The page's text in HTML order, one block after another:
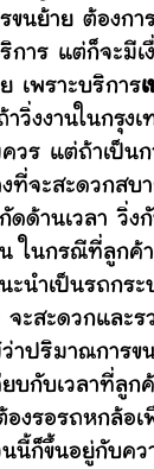
ขนย้าย ต้องกา
การ แต่ก็จะมีเ
เพราะบริการ
าวิ่งงานในกรุง
วร แต่ถ้าเป็น
ที่จะสะดวกสบ
ดด้านเวลา วิ่
น ในกรณีที่ลูกค้
ะนำเป็นรถกร
ะสะดวกและร
ปริมาณการขน
บกับเวลาที่ลูก
องรอรถหกล้อเ
นี้ก็ขึ้นอยู่กับคว